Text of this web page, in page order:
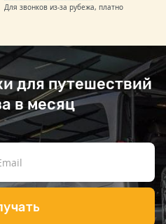
Для звонков из-за рубежа, платно
для путешествий
в месяц